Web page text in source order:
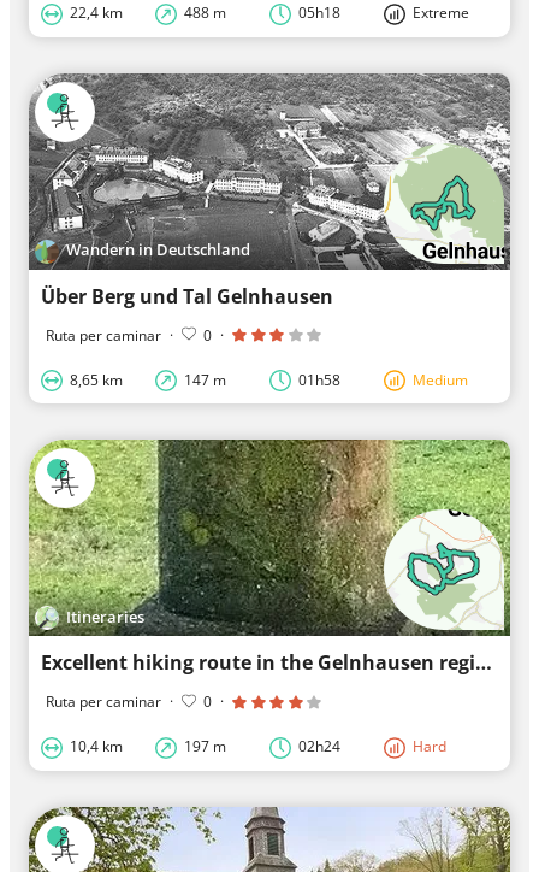
22,4 km 488 m 05h18 Extreme
Wandern in Deutschland
Über Berg und Tal Gelnhausen
Ruta per caminar · 0 ·
8,65 km 147 m 01h58 Medium
Itineraries
Excellent hiking route in the Gelnhausen region
Ruta per caminar · 0 ·
10,4 km 197 m 02h24 Hard